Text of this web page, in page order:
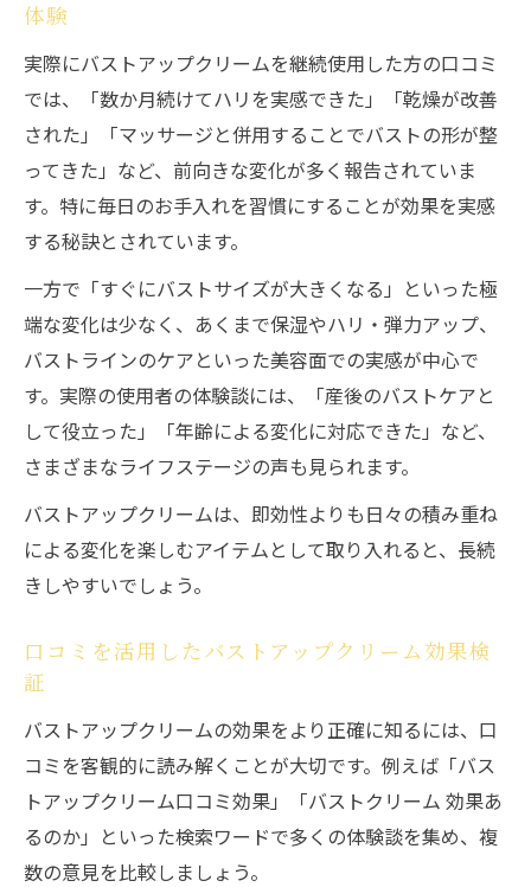
体験
実際にバストアップクリームを継続使用した方の口コミ
では、「数か月続けてハリを実感できた」「乾燥が改善
された」「マッサージと併用することでバストの形が整
ってきた」など、前向きな変化が多く報告されていま
す。特に毎日のお手入れを習慣にすることが効果を実感
する秘訣とされています。
一方で「すぐにバストサイズが大きくなる」といった極
端な変化は少なく、あくまで保湿やハリ・弾力アップ、
バストラインのケアといった美容面での実感が中心で
す。実際の使用者の体験談には、「産後のバストケアと
して役立った」「年齢による変化に対応できた」など、
さまざまなライフステージの声も見られます。
バストアップクリームは、即効性よりも日々の積み重ね
による変化を楽しむアイテムとして取り入れると、長続
きしやすいでしょう。
口コミを活用したバストアップクリーム効果検
証
バストアップクリームの効果をより正確に知るには、口
コミを客観的に読み解くことが大切です。例えば「バス
トアップクリーム口コミ効果」「バストクリーム 効果あ
るのか」といった検索ワードで多くの体験談を集め、複
数の意見を比較しましょう。